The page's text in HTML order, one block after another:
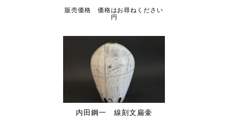
販売価格 価格はお尋ねください
円
内田鋼一 線刻文扁壷